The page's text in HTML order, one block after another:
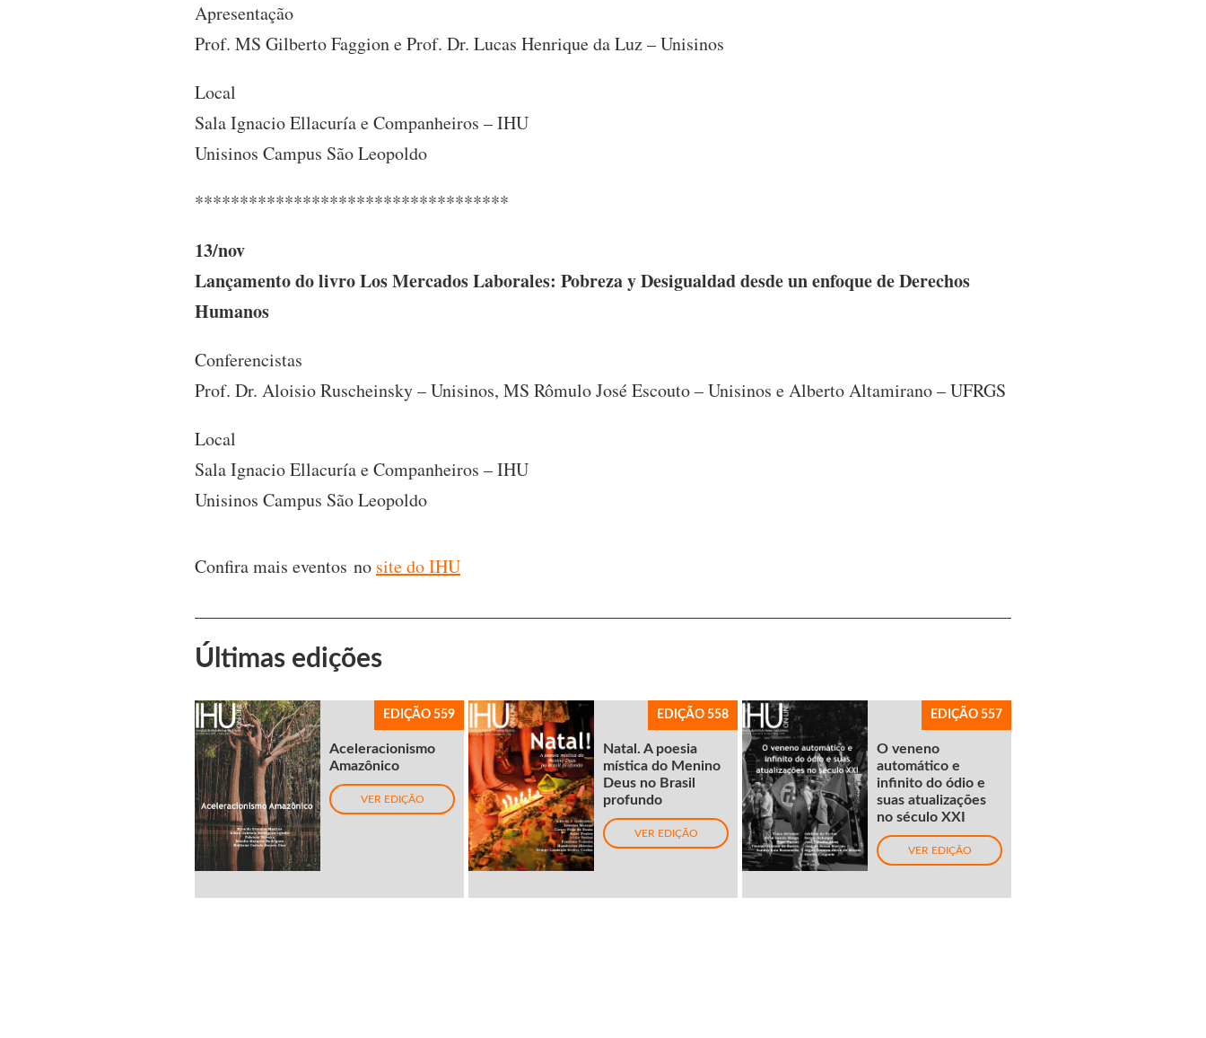
Apresentação
Prof. MS Gilberto Faggion e Prof. Dr. Lucas Henrique da Luz – Unisinos
Local
Sala Ignacio Ellacuría e Companheiros – IHU
Unisinos Campus São Leopoldo
***********************************
13/nov
Lançamento do livro Los Mercados Laborales: Pobreza y Desigualdad desde un enfoque de Derechos
Humanos
Conferencistas
Prof. Dr. Aloisio Ruscheinsky – Unisinos, MS Rômulo José Escouto – Unisinos e Alberto Altamirano – UFRGS
Local
Sala Ignacio Ellacuría e Companheiros – IHU
Unisinos Campus São Leopoldo
Confira mais eventos no site do IHU
Últimas edições
EDIÇÃO 559
Aceleracionismo
Amazônico
VER EDIÇÃO
EDIÇÃO 558
Natal. A poesia
mística do Menino
Deus no Brasil
profundo
VER EDIÇÃO
EDIÇÃO 557
O veneno
automático e
infinito do ódio e
suas atualizações
no século XXI
VER EDIÇÃO